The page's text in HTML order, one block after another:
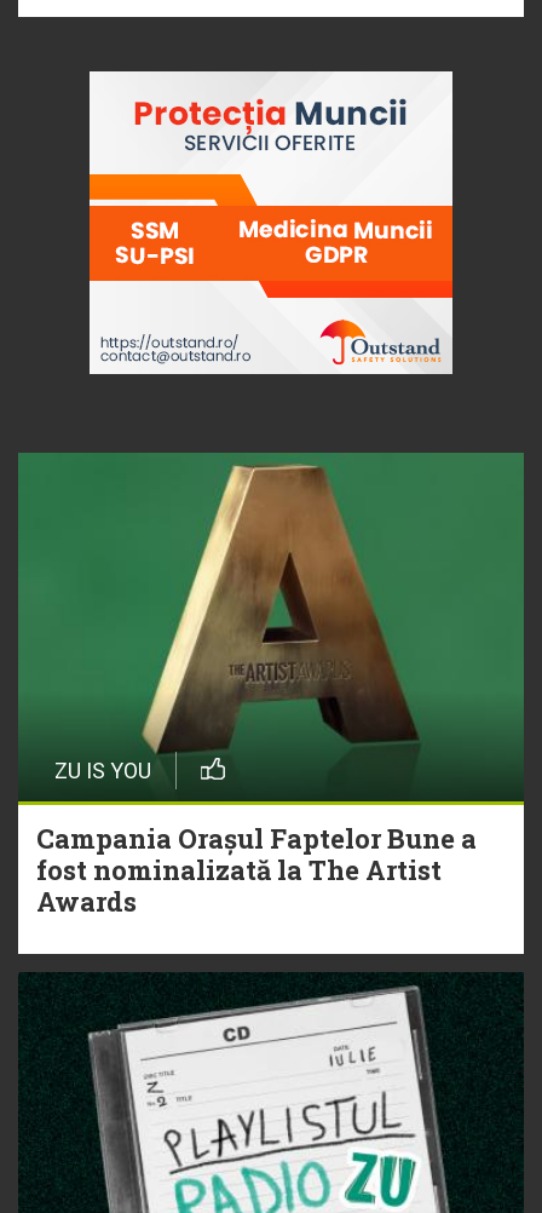
ZU IS YOU
Campania Orașul Faptelor Bune a
fost nominalizată la The Artist
Awards